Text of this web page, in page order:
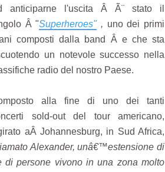
anticiparne l'uscita Â Ã¨ stato il
Â "Superheroes", uno dei primi
composti dalla band Â e che sta
un notevole successo nella
radio del nostro Paese.
alla fine di uno dei tanti
sold-out del tour americano,
aÂ Johannesburg, in Sud Africa,
Alexander, unâ€™estensione di
di persone vivono in una zona molto